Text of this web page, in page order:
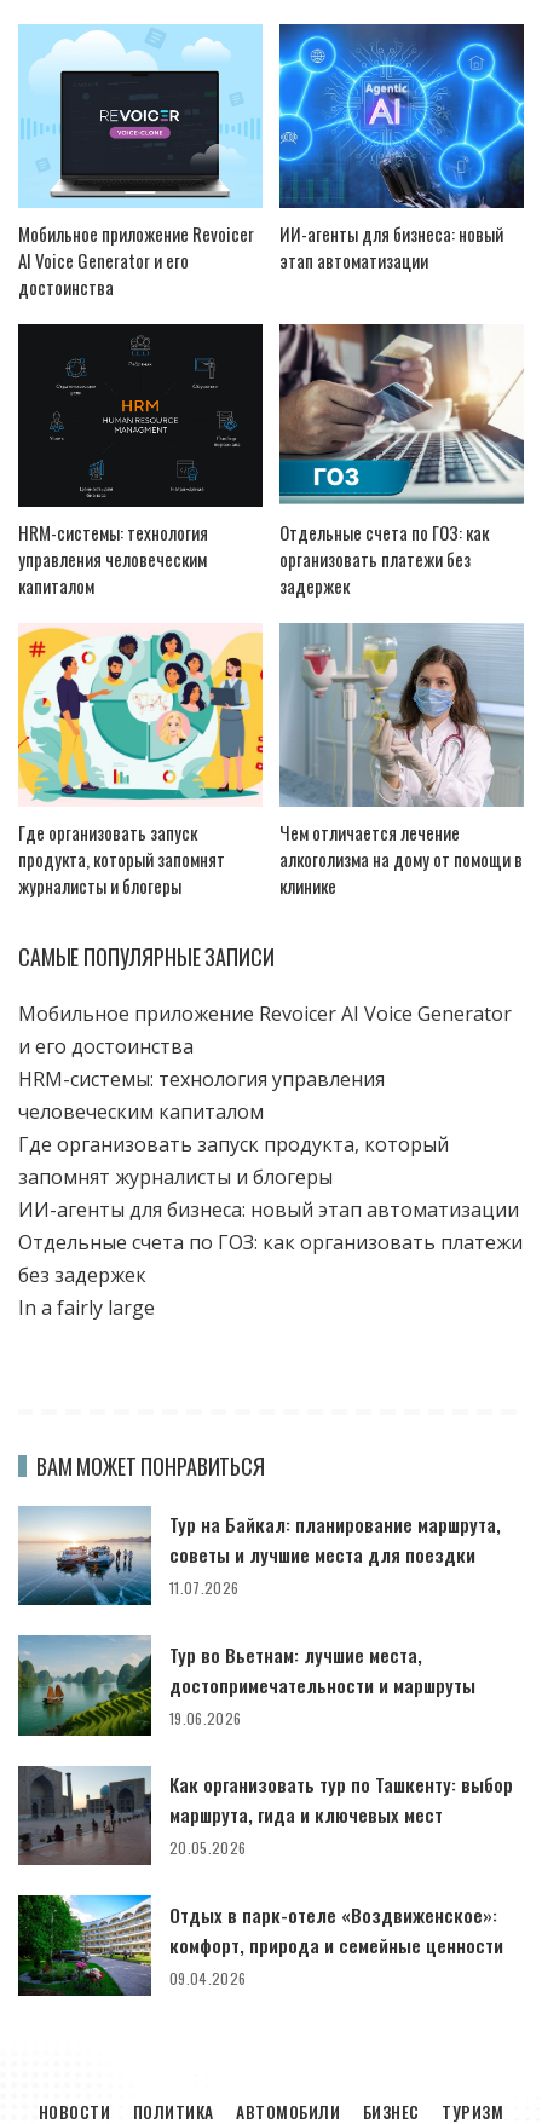
Мобильное приложение Revoicer
AI Voice Generator и его
достоинства
ИИ-агенты для бизнеса: новый
этап автоматизации
HRM-системы: технология
управления человеческим
капиталом
Отдельные счета по ГОЗ: как
организовать платежи без
задержек
Где организовать запуск
продукта, который запомнят
журналисты и блогеры
Чем отличается лечение
алкоголизма на дому от помощи в
клинике
САМЫЕ ПОПУЛЯРНЫЕ ЗАПИСИ
Мобильное приложение Revoicer AI Voice Generator
и его достоинства
HRM-системы: технология управления
человеческим капиталом
Где организовать запуск продукта, который
запомнят журналисты и блогеры
ИИ-агенты для бизнеса: новый этап автоматизации
Отдельные счета по ГОЗ: как организовать платежи
без задержек
In a fairly large
ВАМ МОЖЕТ ПОНРАВИТЬСЯ
Тур на Байкал: планирование маршрута,
советы и лучшие места для поездки
11.07.2026
Тур во Вьетнам: лучшие места,
достопримечательности и маршруты
19.06.2026
Как организовать тур по Ташкенту: выбор
маршрута, гида и ключевых мест
20.05.2026
Отдых в парк-отеле «Воздвиженское»:
комфорт, природа и семейные ценности
09.04.2026
НОВОСТИ ПОЛИТИКА АВТОМОБИЛИ БИЗНЕС ТУРИЗМ